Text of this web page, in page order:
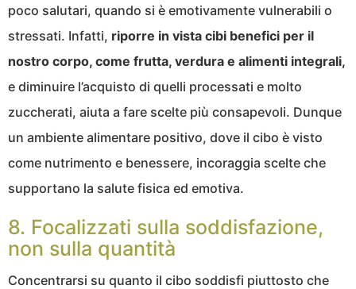
poco salutari, quando si è emotivamente vulnerabili o
stressati. Infatti, riporre in vista cibi benefici per il
nostro corpo, come frutta, verdura e alimenti integrali,
e diminuire l’acquisto di quelli processati e molto
zuccherati, aiuta a fare scelte più consapevoli. Dunque
un ambiente alimentare positivo, dove il cibo è visto
come nutrimento e benessere, incoraggia scelte che
supportano la salute fisica ed emotiva.
8. Focalizzati sulla soddisfazione,
non sulla quantità
Concentrarsi su quanto il cibo soddisfi piuttosto che